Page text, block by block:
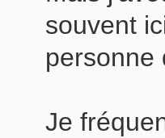
souvent
personne
Je